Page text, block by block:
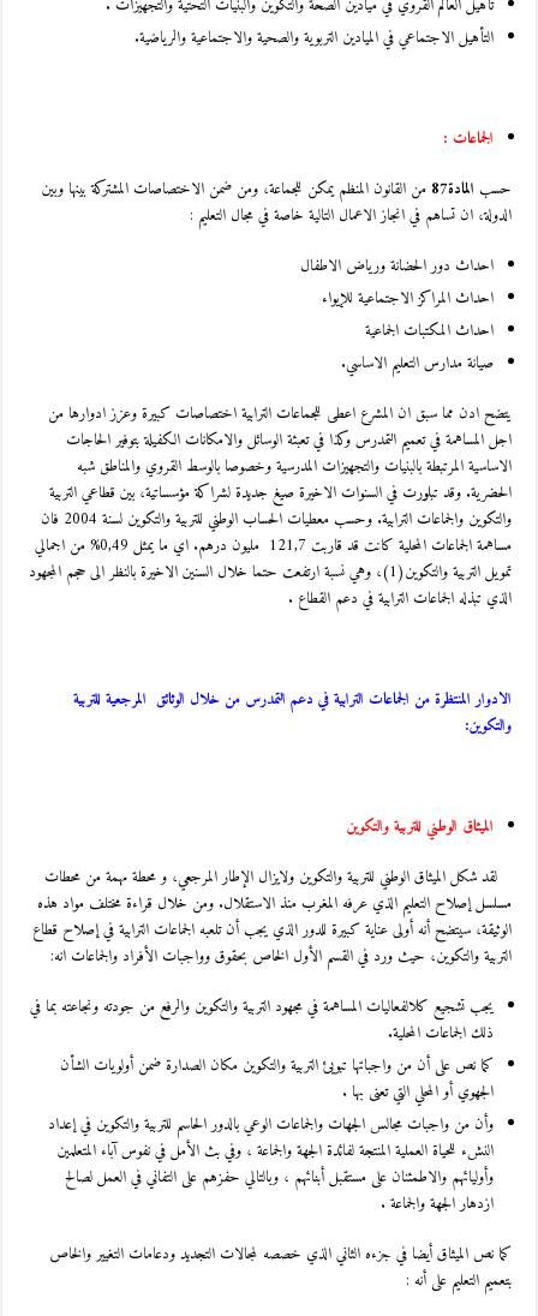
التأهيل الاجتماعي في الميادين التربوية والصحية والاجتماعية والرياضية.
الجماعات :
حسب المادة87
من القانون المنظم يمكن للجماعة، ومن ضمن الاختصاصات المشتركة بينها وبين
الدولة، ان تساهم في انجاز الاعمال التالية خاصة في مجال التعليم :
احداث دور الحضانة ورياض الاطفال
احداث المراكز الاجتماعية للإيواء
احداث المكتبات الجماعية
صيانة مدارس التعليم الاساسي.
يتضح ادن مما سبق ان المشرع اعطى للجماعات الترابية اختصاصات كبيرة وعزز ادوارها من
اجل المساهمة في تعميم التمدرس وكذا في تعبئة الوسائل والامكانات الكفيلة بتوفير الحاجات
الاساسية المرتبطة بالبنيات والتجهيزات المدرسية وخصوصا بالوسط القروي والمناطق شبه
الحضرية. وقد تبلورت في السنوات الاخيرة صيغ جديدة لشراكة مؤسساتية، بين قطاعي التربية
والتكوين والجماعات الترابية. وحسب معطيات الحساب الوطني للتربية والتكوين لسنة 2004 فان
مساهمة الجماعات المحلية كانت قد قاربت 121,7 مليون درهم. اي ما يمثل 0,49% من اجمالي
تمويل التربية والتكوين(1)، وهي نسبة ارتفعت حتما خلال السنين الاخيرة بالنظر الى حجم المجهود
الذي تبذله الجماعات الترابية في دعم القطاع .
الادوار المنتظرة من الجماعات الترابية في دعم التمدرس من خلال الوثائق المرجعية للتربية
والتكوين:
الميثاق الوطني للتربية والتكوين
لقد شكل الميثاق الوطني للتربية والتكوين ولايزال الإطار المرجعي، و محطة مهمة من محطات
مسلسل إصلاح التعليم الذي عرفه المغرب منذ الاستقلال. ومن خلال قراءة مختلف مواد هذه
الوثيقة، سيتضح أنه أولى عناية كبيرة للدور الذي يجب أن تلعبه الجماعات الترابية في إصلاح قطاع
التربية والتكوين، حيث ورد في القسم الأول الخاص بحقوق وواجبات الأفراد والجماعات انه:
يجب تشجيع كلالفعاليات المساهمة في مجهود التربية والتكوين والرفع من جودته ونجاعته بما في
ذلك الجماعات المحلية.
كما نص على أن من واجباتها تبويئ التربية والتكوين مكان الصدارة ضمن أولويات الشأن
الجهوي أو المحلي التي تعنى بها .
وأن من واجبات مجالس الجهات والجماعات الوعي بالدور الحاسم للتربية والتكوين في إعداد
النشء للحياة العملية المنتجة لفائدة الجهة والجماعة ، وفي بث الأمل في نفوس آباء المتعلمين
وأوليائهم والاطمئنان على مستقبل أبنائهم ، وبالتالي حفزهم على التفاني في العمل لصالح
ازدهار الجهة والجماعة .
كما نص الميثاق أيضا في جزءه الثاني الذي خصصه لمجالات التجديد ودعامات التغيير والخاص
بتعميم التعليم على أنه :